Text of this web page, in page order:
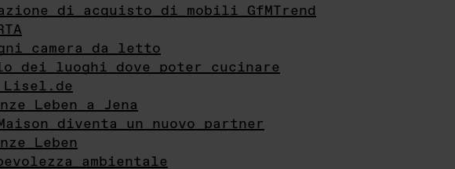
di acquisto di mobili GfMTrend
camera da letto
dei luoghi dove poter cucinare
Lisel.de
Leben a Jena
diventa un nuovo partner
Leben
ambientale